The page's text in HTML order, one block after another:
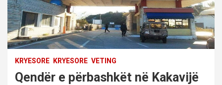
KRYESORE KRYESORE VETING
Qendër e përbashkët në Kakavijë